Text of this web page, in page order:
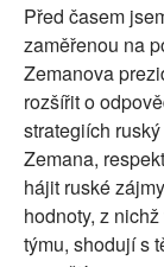
Před časem
zaměřenou na
Zemanova
rozšířit o
strategiích
Zemana,
hájit ruské
hodnoty, z
týmu, shodují s